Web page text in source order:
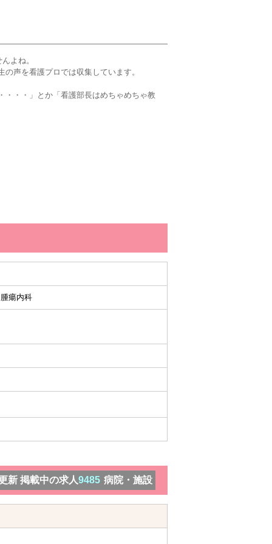
よね。
声を看護プロでは収集しています。
・・・」とか「看護部長はめちゃめちゃ教
瘍内科
新 掲載中の求人9485 病院・施設